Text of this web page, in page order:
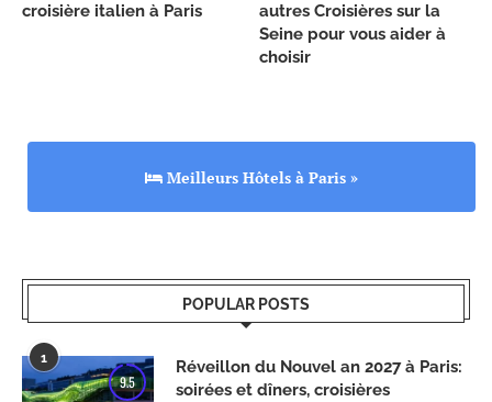
croisière italien à Paris
autres Croisières sur la
Seine pour vous aider à
choisir
Meilleurs Hôtels à Paris »
POPULAR POSTS
1
9.5
Réveillon du Nouvel an 2027 à Paris:
soirées et dîners, croisières